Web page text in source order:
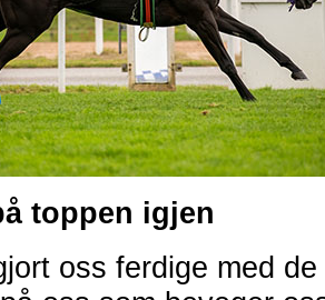
toppen igjen
oss ferdige med